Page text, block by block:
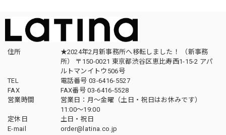
住所
★2024年2月新事務所へ移転しました！ （新事務
所） 〒150-0021 東京都渋谷区恵比寿西1-15-2 アパ
ルトマンイトウ506号
TEL
電話番号 03-6416-5527
FAX
FAX番号 03-6416-5528
営業時間
営業日：月〜金曜（土日・祝日はお休みです）
11:00〜19:00
定休日
土日・祝日
E-mail
order@latina.co.jp